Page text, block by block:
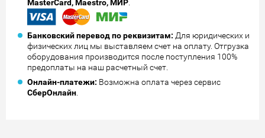
MasterCard, Maestro, МИР
Банковский перевод по реквизитам: Для юридических и
физических лиц мы выставляем счет на оплату. Отгрузка
оборудования производится после поступления 100%
предоплаты на наш расчетный счет.
Онлайн-платежи: Возможна оплата через сервис
СберОнлайн